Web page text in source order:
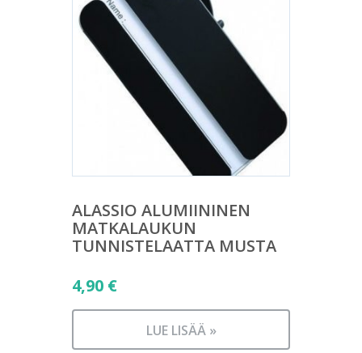
ALASSIO ALUMIININEN
MATKALAUKUN
TUNNISTELAATTA MUSTA
4,90 €
LUE LISÄÄ »